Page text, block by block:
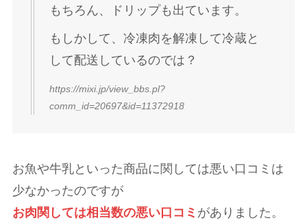
もちろん、ドリップも出ています。
もしかして、冷凍肉を解凍して冷蔵と
して配送しているのでは？
https://mixi.jp/view_bbs.pl?
comm_id=20697&id=11372918
お魚や牛乳といった商品に関しては悪い口コミは
少なかったのですが
お肉関しては相当数の悪い口コミ がありました。